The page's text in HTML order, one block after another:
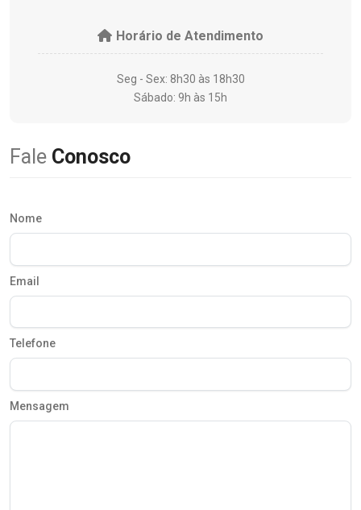
Horário de Atendimento
Seg - Sex: 8h30 às 18h30
Sábado: 9h às 15h
Fale Conosco
Nome
Email
Telefone
Mensagem